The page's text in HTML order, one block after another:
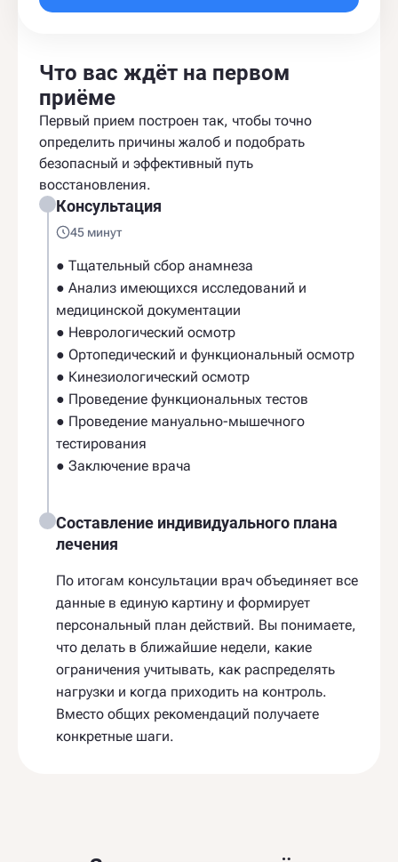
Что вас ждёт на первом
приёме
Первый прием построен так, чтобы точно
определить причины жалоб и подобрать
безопасный и эффективный путь
восстановления.
Консультация
45 минут
● Тщательный сбор анамнеза
● Анализ имеющихся исследований и
медицинской документации
● Неврологический осмотр
● Ортопедический и функциональный осмотр
● Кинезиологический осмотр
● Проведение функциональных тестов
● Проведение мануально-мышечного
тестирования
● Заключение врача
Составление индивидуального плана
лечения
По итогам консультации врач объединяет все
данные в единую картину и формирует
персональный план действий. Вы понимаете,
что делать в ближайшие недели, какие
ограничения учитывать, как распределять
нагрузки и когда приходить на контроль.
Вместо общих рекомендаций получаете
конкретные шаги.